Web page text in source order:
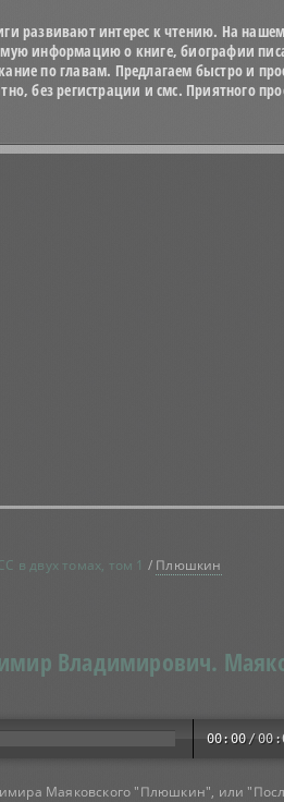
развивают интерес к чтению. На
информацию о книге, биографии
по главам. Предлагаем быстро и
без регистрации и смс. Приятного
в двух томах, том 1 / Плюшкин
Владимирович.
00:00 /
Маяковского "Плюшкин", или